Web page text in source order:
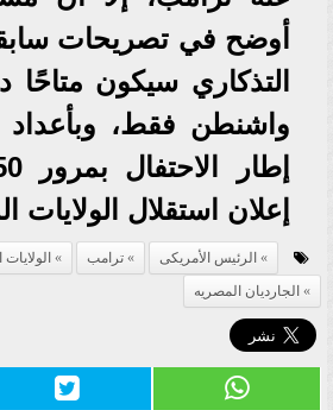
أوضح في تصريحات
التذكاري سيكون متاحًا
واشنطن فقط،
إعلان استقلال الولايات
الرئيس الأمريكى ترامب
الجارديان المصريه